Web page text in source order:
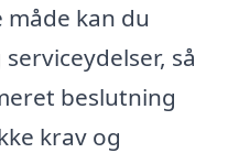
kan du
så
beslutning
krav og